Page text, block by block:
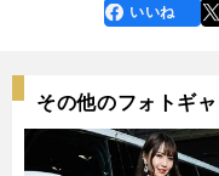
faceboo
k
いいね
その他のフォトギ